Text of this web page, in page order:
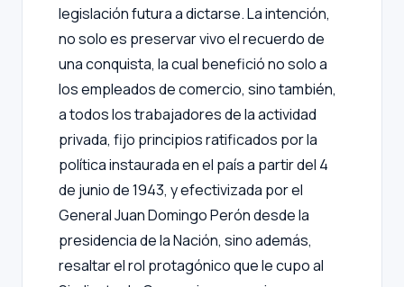
legislación futura a dictarse. La intención,
no solo es preservar vivo el recuerdo de
una conquista, la cual benefició no solo a
los empleados de comercio, sino también,
a todos los trabajadores de la actividad
privada, fijo principios ratificados por la
política instaurada en el país a partir del 4
de junio de 1943, y efectivizada por el
General Juan Domingo Perón desde la
presidencia de la Nación, sino además,
resaltar el rol protagónico que le cupo al